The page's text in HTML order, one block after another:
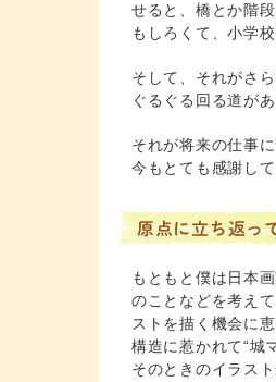
せると、橋とか階
もしろくて、小学
そして、それがさ
ぐるぐる回る道が
それが将来の仕事
今もとても感謝して
原点に立ち返っ
もともと僕は日本
のことなどを考え
ストを描く機会に
構造に惹かれて“城
そのときのイラス